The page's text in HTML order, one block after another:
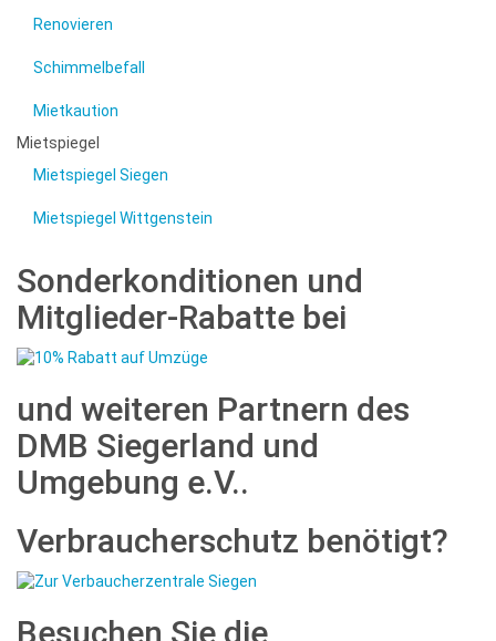
Renovieren
Schimmelbefall
Mietkaution
Mietspiegel
Mietspiegel Siegen
Mietspiegel Wittgenstein
Sonderkonditionen und
Mitglieder-Rabatte bei
und weiteren Partnern des
DMB Siegerland und
Umgebung e.V..
Verbraucherschutz benötigt?
Besuchen Sie die